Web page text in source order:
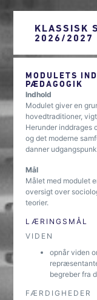
KLASSISK
2026/2027
MODULETS
PÆDAGOGIK
Indhold
Modulet giver en
hovedtraditioner,
Herunder inddrages
og det moderne
danner
Mål
Målet med modulet
oversigt over
teorier.
LÆRINGSMÅL
VIDEN
opnår viden
begreber fra
FÆRDIGHEDER